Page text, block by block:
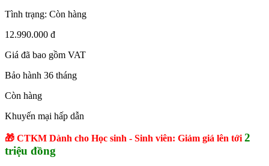
Tình trạng: Còn hàng
12.990.000 đ
Giá đã bao gồm VAT
Bảo hành 36 tháng
Còn hàng
Khuyến mại hấp dẫn
🎁 CTKM Dành cho Học sinh - Sinh viên: Giảm giá lên tới 2
triệu đồng